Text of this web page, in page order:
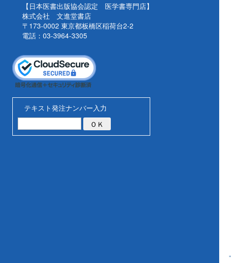
【日本医書出版協会認定 医学書専門店】
株式会社 文進堂書店
〒173-0002 東京都板橋区稲荷台2-2
電話：03-3964-3305
テキスト発注ナンバー入力